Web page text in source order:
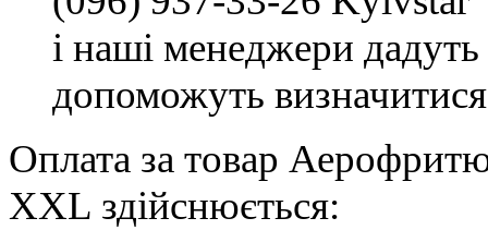
і наші менеджери дадуть
допоможуть
Оплата за товар
XXL здійснюється: